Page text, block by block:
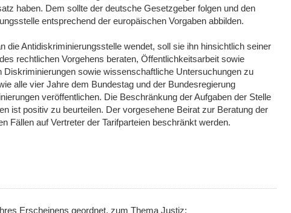
haben. Dem sollte der deutsche Gesetzgeber folgen und den
entsprechend der europäischen Vorgaben abbilden.
die Antidiskriminierungsstelle wendet, soll sie ihn hinsichtlich seiner
rechtlichen Vorgehens beraten, Öffentlichkeitsarbeit sowie
Diskriminierungen sowie wissenschaftliche Untersuchungen zu
alle vier Jahre dem Bundestag und der Bundesregierung
veröffentlichen. Die Beschränkung der Aufgaben der Stelle
ist positiv zu beurteilen. Der vorgesehene Beirat zur Beratung der
Fällen auf Vertreter der Tarifparteien beschränkt werden.
Erscheinens geordnet, zum Thema Justiz: